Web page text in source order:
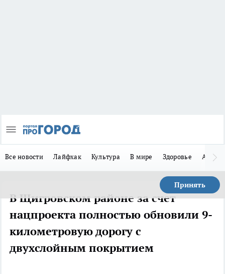
Все новости Лайфхак Культура В мире Здоровье Авто
Принять
В Щигровском районе за счет
нацпроекта полностью обновили 9-
километровую дорогу с
двухслойным покрытием